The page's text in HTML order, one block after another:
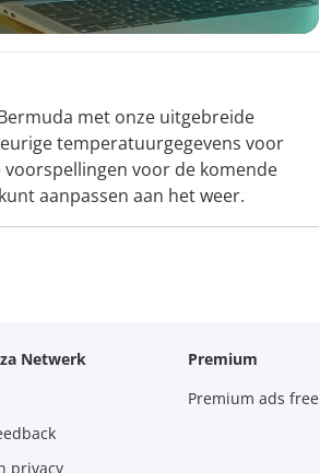
met onze uitgebreide
temperatuurgegevens voor
voor de komende
aanpassen aan het weer.
Netwerk
privacy
Premium
Premium ads free